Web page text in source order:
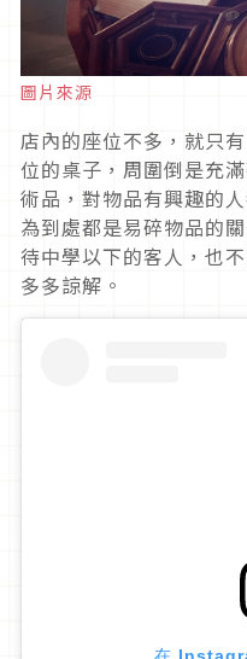
圖片來源
店內的座位不多，就只
位的桌子，周圍倒是充
術品，對物品有興趣的
為到處都是易碎物品的
待中學以下的客人，也
多多諒解。